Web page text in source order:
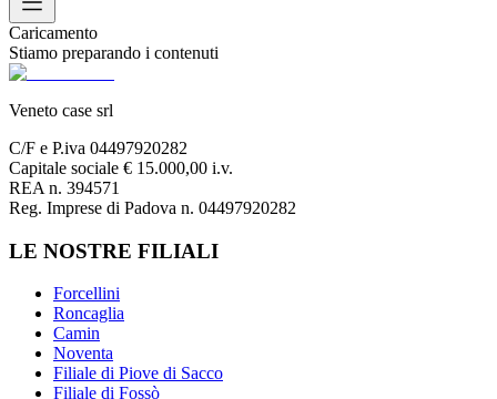
Caricamento
Stiamo preparando i contenuti
Veneto case srl
C/F e P.iva 04497920282
Capitale sociale € 15.000,00 i.v.
REA n. 394571
Reg. Imprese di Padova n. 04497920282
LE NOSTRE FILIALI
Forcellini
Roncaglia
Camin
Noventa
Filiale di Piove di Sacco
Filiale di Fossò